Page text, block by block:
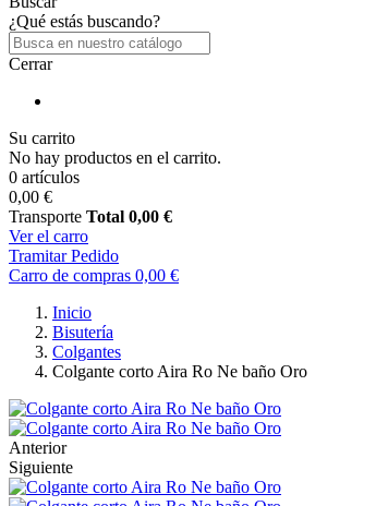
¿Qué estás buscando?
Cerrar
Su carrito
No hay productos en el carrito.
0 artículos
0,00 €
Transporte Total 0,00 €
Ver el carro
Tramitar Pedido
Carro de compras 0,00 €
Inicio
Bisutería
Colgantes
Colgante corto Aira Ro Ne baño Oro
Anterior
Siguiente